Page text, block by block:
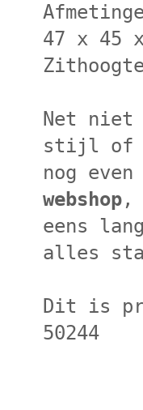
47 x 45
Net niet
stijl of
nog
webshop,
eens
alles
Dit is
50244